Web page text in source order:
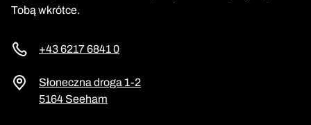
Tobą wkrótce.
+43 6217 6841 0
Słoneczna droga 1-2
5164 Seeham